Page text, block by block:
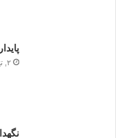
۲, تیر, ۱۴۰۵